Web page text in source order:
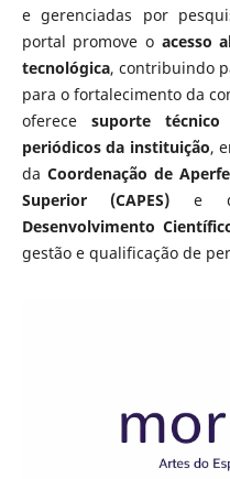
e gerenciadas por
portal promove o acesso
tecnológica, contribuindo
para o fortalecimento da
oferece suporte
periódicos da instituição,
da Coordenação de
Superior (CAPES) e
Desenvolvimento
gestão e qualificação de